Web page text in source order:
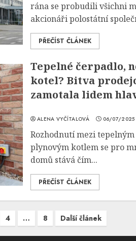
rána se probudili všichni
akcionáři polostátní
PŘEČÍST ČLÁNEK
Tepelné čerpadlo,
kotel? Bitva
zamotala lidem
ALENA VYČÍTALOVÁ 06/07/2025
Rozhodnutí mezi
plynovým kotlem se pro
domů stává čím...
PŘEČÍST ČLÁNEK
4 … 8 Další článek